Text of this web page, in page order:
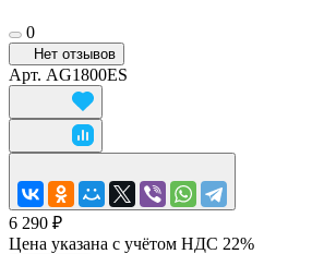
0
Нет отзывов
Арт. AG1800ES
6 290 ₽
Цена указана с учётом НДС 22%